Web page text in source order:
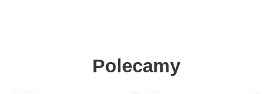
Polecamy